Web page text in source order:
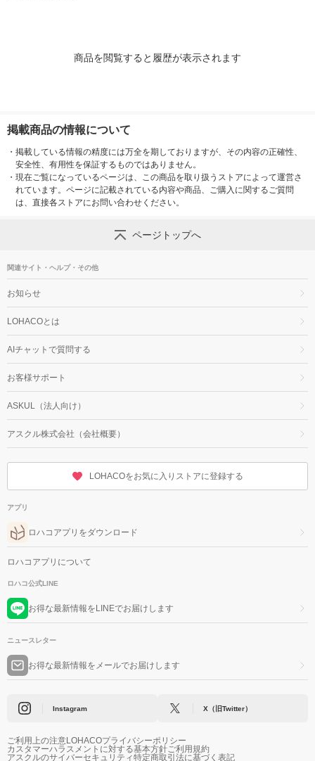
商品を閲覧すると履歴が表示されます
掲載商品の情報について
・ 掲載している情報の精度には万全を期しておりますが、その内容の正確性、
安全性、有用性を保証するものではありません。
・ 現在ご覧になっているページは、この商品を取り扱うストアによって運営さ
れています。ページに記載されている内容や商品、ご購入に関するご質問
は、直接各ストアにお問い合わせください。
ページトップへ
関連サイト・ヘルプ・その他
お知らせ
LOHACOとは
AIチャットで質問する
お客様サポート
ASKUL（法人向け）
アスクル株式会社（会社概要）
LOHACOをお気に入りストアに登録する
アプリ
ロハコアプリをダウンロード
ロハコアプリについて
ロハコ公式LINE
お得な最新情報をLINEでお届けします
ニュースレター
お得な最新情報をメールでお届けします
Instagram X（旧Twitter）
ご利用上の注意LOHACOプライバシーポリシー
カスタマーハラスメントに対する基本方針ご利用規約
アスクルのサイバーセキュリティ特定商取引法に基づく表記